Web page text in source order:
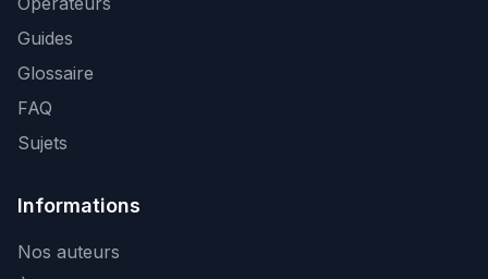
Guides
Glossaire
FAQ
Sujets
Informations
Nos auteurs